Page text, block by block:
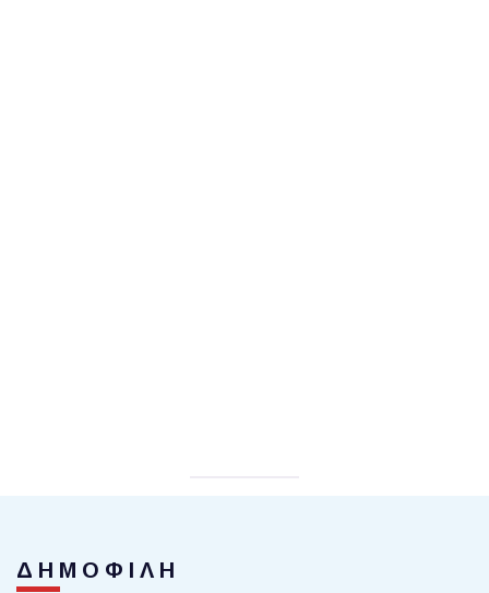
ΔΗΜΟΦΙΛΗ